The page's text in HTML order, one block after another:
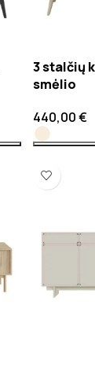
3 stalčių
smėlio
440,00€